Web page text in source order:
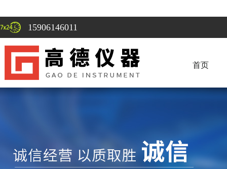
15906146011
首页